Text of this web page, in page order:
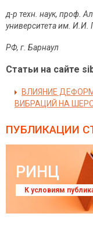
д-р техн. наук, проф.
университета им. И.И.
РФ, г. Барнаул
Статьи на сайте
ВЛИЯНИЕ
ВИБРАЦИЙ НА
ПУБЛИКАЦИИ
РИНЦ
К условиям